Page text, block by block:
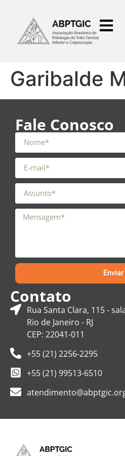
Garibalde
Fale Conosco
Enviar
Contato
Rua Santa Clara, 115 -
Rio de Janeiro - RJ
CEP: 22041-011
+55 (21) 2256-2295
+55 (21) 99513-6510